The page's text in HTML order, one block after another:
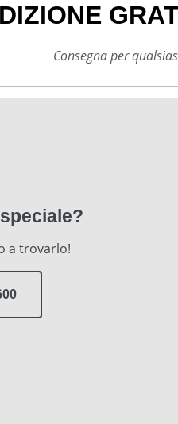
Consegna per
a trovarlo!